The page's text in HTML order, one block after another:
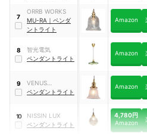
7
ORRB WORKS
MU-RA ｜ ペンダ
ントライト
Amazon
8
智光電気
ペンダントライト
Amazon
9
VENUS
LIGHTING
ペンダントライト
Amazon
10
‎NISSIN LUX
ペンダントライト
4,780円
Amazon